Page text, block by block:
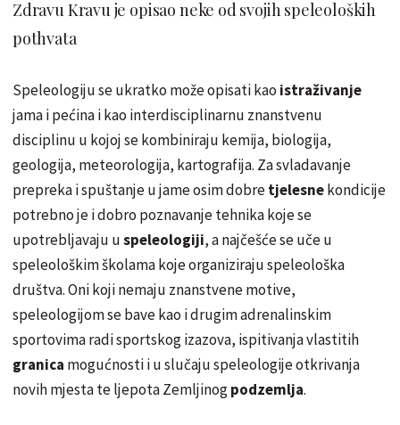
Zdravu Kravu je opisao neke od svojih speleoloških
pothvata
Speleologiju se ukratko može opisati kao istraživanje
jama i pećina i kao interdisciplinarnu znanstvenu
disciplinu u kojoj se kombiniraju kemija, biologija,
geologija, meteorologija, kartografija. Za svladavanje
prepreka i spuštanje u jame osim dobretjelesnekondicije
potrebno je i dobro poznavanje tehnika koje se
upotrebljavaju uspeleologiji, a najčešće se uče u
speleološkim školama koje organiziraju speleološka
društva. Oni koji nemaju znanstvene motive,
speleologijom se bave kao i drugim adrenalinskim
sportovima radi sportskog izazova, ispitivanja vlastitih
granica mogućnosti i u slučaju speleologije otkrivanja
novih mjesta te ljepota Zemljinogpodzemlja.